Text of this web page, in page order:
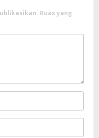
Ruas yang